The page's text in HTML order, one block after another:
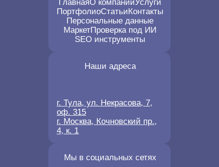
ГлавнаяО компанииУслуги
ПортфолиоСтатьиКонтакты
Персональные данные
МаркетПроверка под ИИ
SEO инструменты
Мы в социальных сетях
Наши адреса
г. Тула, ул. Некрасова, 7,
оф. 315
г. Москва, Кочновский пр.,
4, к. 1